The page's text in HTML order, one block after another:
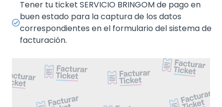
Tener tu ticket SERVICIO BRINGOM de pago en
buen estado para la captura de los datos
correspondientes en el formulario del sistema de
facturación.